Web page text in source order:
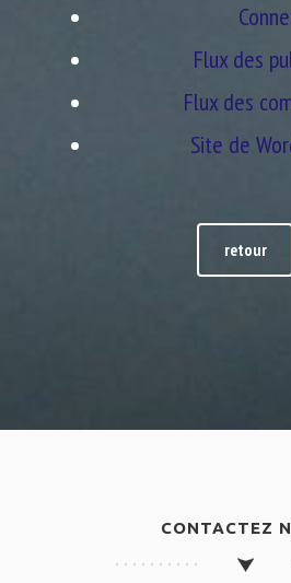
Flux des
Flux des
Site de
retour
CONTACTEZ